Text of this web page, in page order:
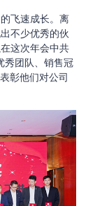
飞速成长。离
不少优秀的伙
这次年会中共
秀团队、销售冠
彰他们对公司